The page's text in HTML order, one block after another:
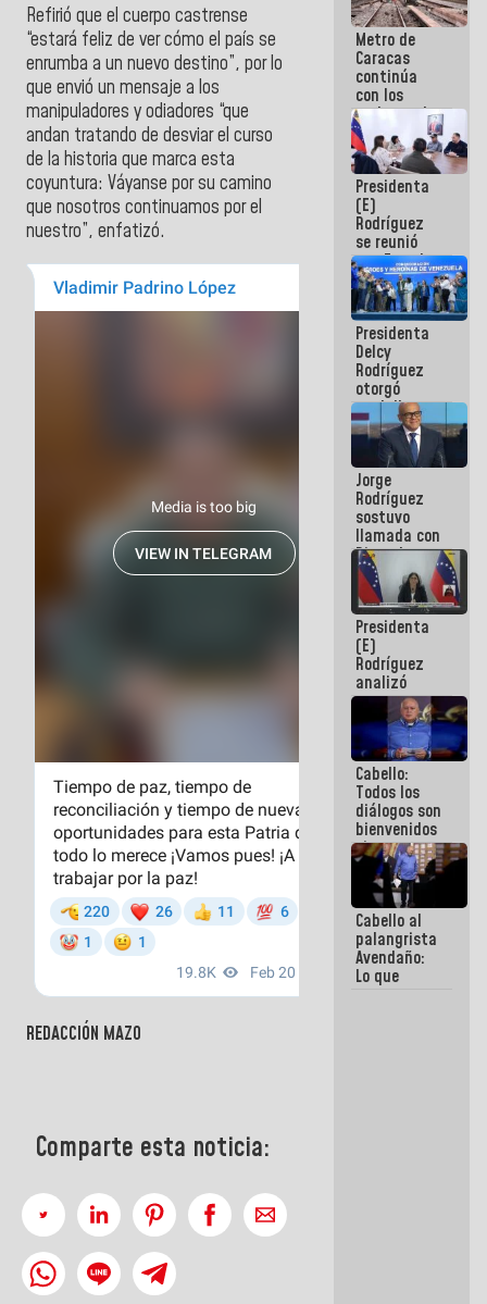
Refirió que el cuerpo castrense
“estará feliz de ver cómo el país se
enrumba a un nuevo destino”, por lo
que envió un mensaje a los
manipuladores y odiadores “que
andan tratando de desviar el curso
de la historia que marca esta
coyuntura: Váyanse por su camino
que nosotros continuamos por el
nuestro”, enfatizó.
REDACCIÓN MAZO
Comparte esta noticia:
Metro de
Caracas
continúa
con los
trabajos de
mantenimiento
e inspección
en la Línea 2
Presidenta
(E)
Rodríguez
se reunió
con Estado
Mayor
Eléctrico
para
abordar
planes de
acción
Presidenta
Delcy
Rodríguez
otorgó
medalla
"Héroe de
Venezuela"
a servidores
públicos
Jorge
Rodríguez
sostuvo
llamada con
Dinorah
Figuera y
acuerdan
primer
encuentro
presencial
para el
diálogo
Presidenta
(E)
Rodríguez
analizó
junto a
gobernadores
planes de
recuperación
del Sistema
Eléctrico
Nacional
Cabello:
Todos los
diálogos son
bienvenidos
siempre que
estén en el
marco de la
Constitución
de la
República
Cabello al
palangrista
Avendaño:
Lo que